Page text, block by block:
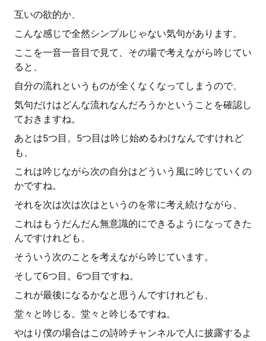
互いの欲的か、
こんな感じで全然シンプルじゃない気句があります。
ここを一音一音目で見て、その場で考えながら吟じてい
ると、
自分の流れというものが全くなくなってしまうので、
気句だけはどんな流れなんだろうかということを確認し
ておきますね。
あとは5つ目。5つ目は吟じ始めるわけなんですけれど
も、
これは吟じながら次の自分はどういう風に吟じていくの
かですね。
それを次は次は次はというのを常に考え続けながら、
これはもうだんだん無意識的にできるようになってきた
んですけれども、
そういう次のことを考えながら吟じています。
そして6つ目。6つ目ですね。
これが最後になるかなと思うんですけれども、
堂々と吟じる。堂々と吟じるですね。
やはり僕の場合はこの詩吟チャンネルで人に披露するよ